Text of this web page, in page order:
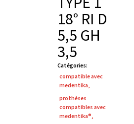
18° RI D
5,5 GH
3,5
Catégories:
compatible avec
medentika,
prothèses
compatibles avec
medentika®,